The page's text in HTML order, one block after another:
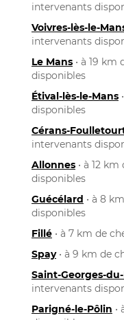
intervenants
Voivres-lès-le-
intervenants
Le Mans • à 19 km
disponibles
Étival-lès-le-Mans
disponibles
Cérans-
intervenants
Allonnes • à 12
disponibles
Guécélard • à 8
disponibles
Fillé • à 7 km de
Spay• à 9 km de
Saint-Georges-
intervenants
Parigné-le-Pôlin •